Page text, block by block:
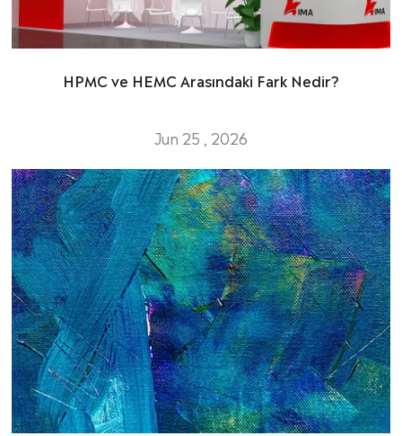
HPMC ve HEMC Arasındaki Fark Nedir?
Jun 25 , 2026